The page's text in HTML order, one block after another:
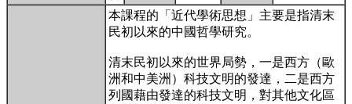
本課程的「近代學術思想」主要是指清末
民初以來的中國哲學研究。
清末民初以來的世界局勢，一是西方（歐
洲和中美洲）科技文明的發達，二是西方
列國藉由發達的科技文明，對其他文化區